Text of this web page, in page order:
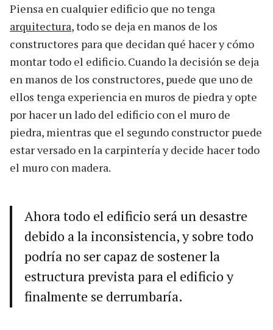
Piensa en cualquier edificio que no tenga
arquitectura, todo se deja en manos de los
constructores para que decidan qué hacer y cómo
montar todo el edificio. Cuando la decisión se deja
en manos de los constructores, puede que uno de
ellos tenga experiencia en muros de piedra y opte
por hacer un lado del edificio con el muro de
piedra, mientras que el segundo constructor puede
estar versado en la carpintería y decide hacer todo
el muro con madera.
Ahora todo el edificio será un desastre
debido a la inconsistencia, y sobre todo
podría no ser capaz de sostener la
estructura prevista para el edificio y
finalmente se derrumbaría.